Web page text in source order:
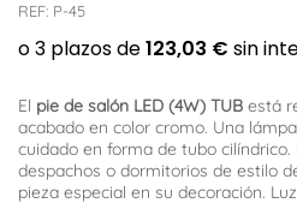
REF: P-45
El pie de salón LED (4W) TUB está
acabado en color cromo. Una
cuidado en forma de tubo cilíndrico.
despachos o dormitorios de estilo
pieza especial en su decoración.